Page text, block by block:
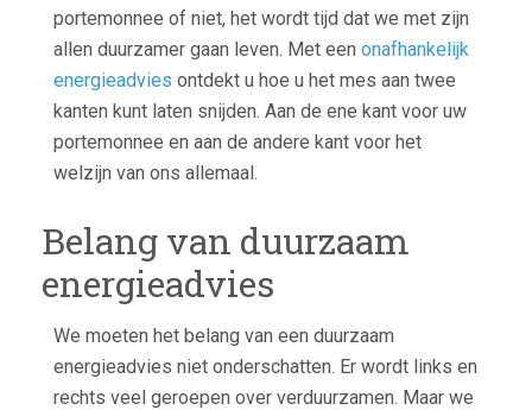
portemonnee of niet, het wordt tijd dat we met zijn
allen duurzamer gaan leven. Met een onafhankelijk
energieadvies ontdekt u hoe u het mes aan twee
kanten kunt laten snijden. Aan de ene kant voor uw
portemonnee en aan de andere kant voor het
welzijn van ons allemaal.
Belang van duurzaam
energieadvies
We moeten het belang van een duurzaam
energieadvies niet onderschatten. Er wordt links en
rechts veel geroepen over verduurzamen. Maar we